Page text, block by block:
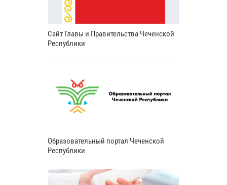
Сайт Главы и Правительства Чеченской
Республики
Образовательный портал Чеченской
Республики